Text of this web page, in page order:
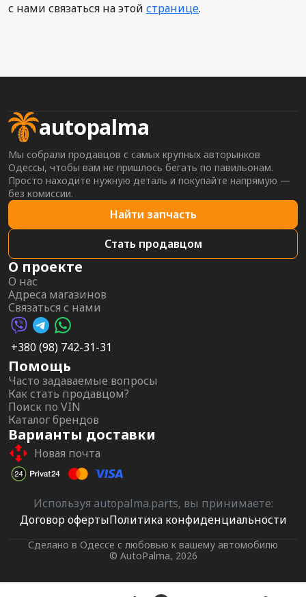
с нами связаться на этой странице.
autopalma
Мы собрали продавцов с самых крупных авторынков
Одессы, чтобы вам не пришлось бегать по павильонам.
Просто находите нужную деталь и покупайте напрямую —
без комиссии.
Найти запчасть
Стать продавцом
О проекте
О нас
Адреса магазинов
Связаться с нами
Viber AutoPalma
Telegram AutoPalma
WhatsApp AutoPalma
+380 (98) 742-31-31
Помощь
Часто задаваемые вопросы
Как стать продавцом?
Поиск по VIN
Каталог брендов
Варианты доставки
Новая почта
Используя autopalma.parts, вы принимаете:
Договор офертыПолитика конфиденциальности
Сделано в Одессе с любовью к вашему автомобилю
© AutoPalma, 2026